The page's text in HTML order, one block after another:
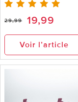
29,99 19,99
Voir l’article